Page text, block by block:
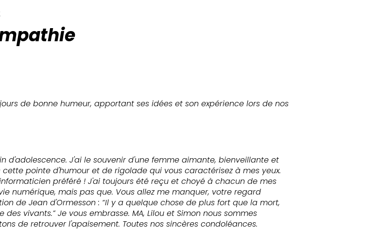
de bonne humeur, apportant ses idées et son expérience lors de nos
d'adolescence. J'ai le souvenir d'une femme aimante, bienveillante et
pointe d'humour et de rigolade qui vous caractérisez à mes yeux.
préféré ! J'ai toujours été reçu et choyé à chacun de mes
numérique, mais pas que. Vous allez me manquer, votre regard
de Jean d'Ormesson : “Il y a quelque chose de plus fort que la mort,
vivants.” Je vous embrasse. MA, Lilou et Simon nous sommes
de retrouver l'apaisement. Toutes nos sincères condoléances.